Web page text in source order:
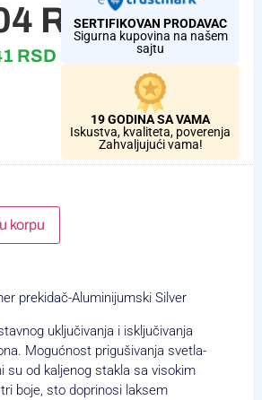
RSD
RSD
SERTIFIKOVAN PRODAVAC
Sigurna kupovina na našem
sajtu
19 GODINA SA VAMA
Iskustva, kvaliteta, poverenja
Zahvaljujući vama!
korpu
prekidač-Aluminijumski Silver
uključivanja i isključivanja
Mogućnost prigušivanja svetla-
su od kaljenog stakla sa visokim
boje, sto doprinosi laksem